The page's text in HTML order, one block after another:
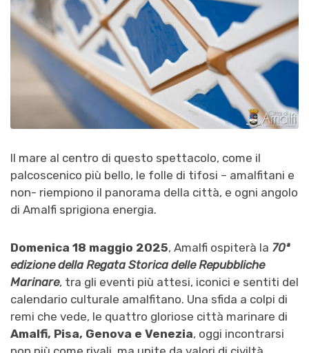
Il mare al centro di questo spettacolo, come il
palcoscenico più bello, le folle di tifosi – amalfitani e
non- riempiono il panorama della città, e ogni angolo
di Amalfi sprigiona energia.
Domenica 18 maggio 2025, Amalfi ospiterà la 70ª
edizione della Regata Storica delle Repubbliche
Marinare, tra gli eventi più attesi, iconici e sentiti del
calendario culturale amalfitano. Una sfida a colpi di
remi che vede, le quattro gloriose città marinare di
Amalfi, Pisa, Genova e Venezia, oggi incontrarsi